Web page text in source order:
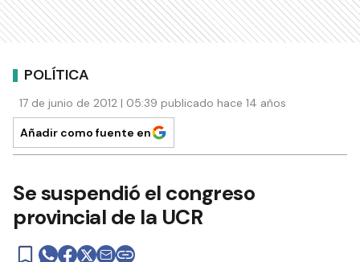
POLÍTICA
17 de junio de 2012 | 05:39 publicado hace 14 años
Añadir como fuente en
Se suspendió el congreso
provincial de la UCR